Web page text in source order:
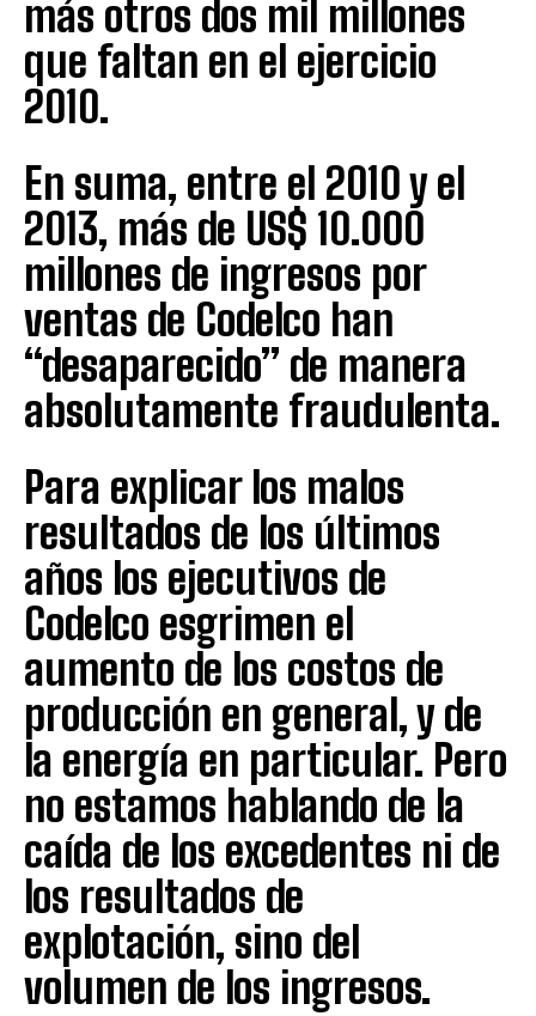
más otros dos mil millones
que faltan en el ejercicio
2010.
En suma, entre el 2010 y el
2013, más de US$ 10.000
millones de ingresos por
ventas de Codelco han
“desaparecido” de manera
absolutamente fraudulenta.
Para explicar los malos
resultados de los últimos
años los ejecutivos de
Codelco esgrimen el
aumento de los costos de
producción en general, y de
la energía en particular. Pero
no estamos hablando de la
caída de los excedentes ni de
los resultados de
explotación, sino del
volumen de los ingresos.